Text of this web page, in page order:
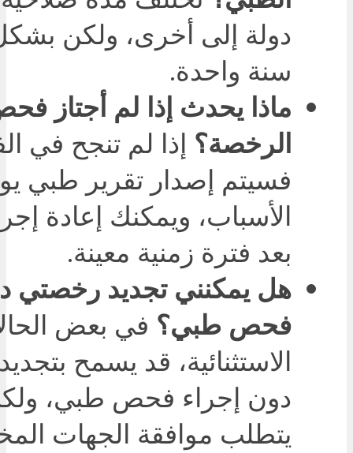
دولة إلى أخرى، ولكن
سنة واحدة.
ماذا يحدث إذا لم أجتاز
الرخصة؟ إذا لم تنجح في
فسيتم إصدار تقرير طبي
الأسباب، ويمكنك إعادة
بعد فترة زمنية معينة.
هل يمكنني تجديد رخصتي
فحص طبي؟ في بعض
الاستثنائية، قد يسمح
دون إجراء فحص طبي،
يتطلب موافقة الجهات